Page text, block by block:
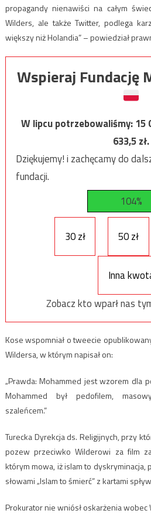
propagandy nienawiści na całym
Wilders, ale także Twitter, podlega
większy niż Holandia” – powiedział
Wspieraj Fundację
W lipcu potrzebowaliśmy:15
633,5zł.
Dziękujemy! i zachęcamy do
fundacji.
104%
30 zł 50 zł
Inna
Zobacz kto wparł nas
Kose wspomniał o tweecie
Wildersa, w którym napisał on:
„Prawda: Mohammed jest wzorem dla
Mohammed był pedofilem,
szaleńcem.”
Turecka Dyrekcja ds. Religijnych, przy
pozew przeciwko Wilderowi za film
którym mowa, iż islam to dyskryminacja,
słowami „Islam to śmierć” z kartami
Prokurator nie wniósł oskarżenia wobec